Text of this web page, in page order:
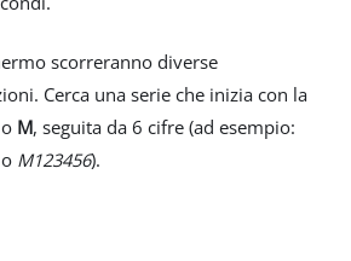
scorreranno diverse
Cerca una serie che inizia con la
M, seguita da 6 cifre (ad esempio:
M123456).